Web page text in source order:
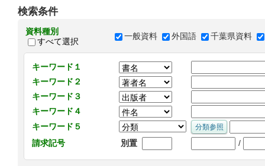
検索条件
資料種別
すべて選択
一般資料 外国語 千葉県資料
キーワード１
キーワード２
キーワード３
キーワード４
キーワード５
請求記号
別置 /